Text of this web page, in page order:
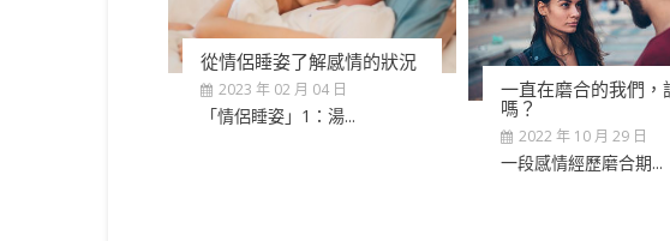
從情侶睡姿了解感情的狀況
2023 年 02 月 04 日
「情侶睡姿」1：湯...
一直在磨合的我們，
嗎？
2022 年 10 月 29 日
一段感情經歷磨合期...